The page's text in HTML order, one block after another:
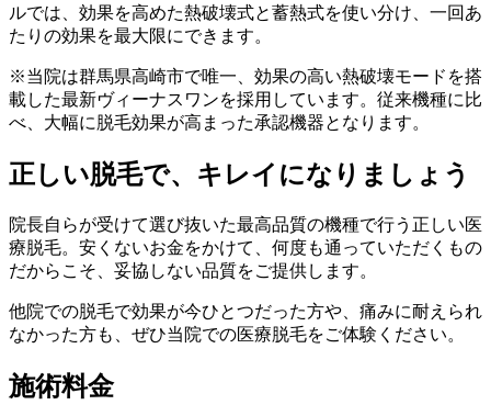
ルでは、効果を高めた熱破壊式と蓄熱式を使い分け、一回あ
たりの効果を最大限にできます。
※当院は群馬県高崎市で唯一、効果の高い熱破壊モードを搭
載した最新ヴィーナスワンを採用しています。従来機種に比
べ、大幅に脱毛効果が高まった承認機器となります。
正しい脱毛で、キレイになりましょう
院長自らが受けて選び抜いた最高品質の機種で行う正しい医
療脱毛。安くないお金をかけて、何度も通っていただくもの
だからこそ、妥協しない品質をご提供します。
他院での脱毛で効果が今ひとつだった方や、痛みに耐えられ
なかった方も、ぜひ当院での医療脱毛をご体験ください。
施術料金